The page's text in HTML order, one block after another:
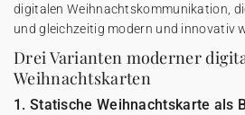
digitalen Weihnachtskommunikation,
und gleichzeitig modern und innovativ
Drei Varianten moderner
Weihnachtskarten
1. Statische Weihnachtskarte als